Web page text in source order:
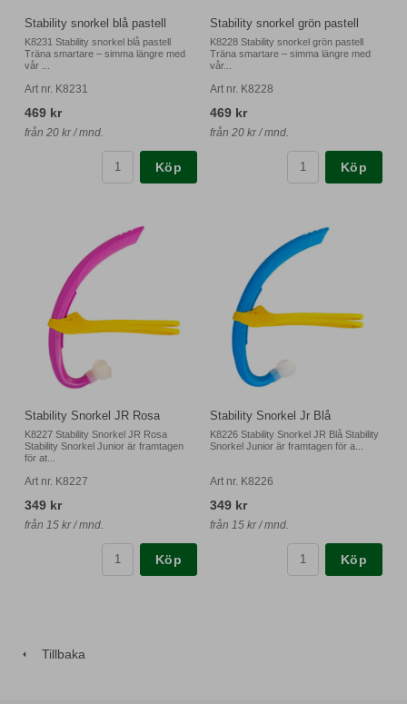
Stability snorkel blå pastell
K8231 Stability snorkel blå pastell
Träna smartare – simma längre med
vår ...
Art nr. K8231
469 kr
från 20 kr / mnd.
Köp
Stability snorkel grön pastell
K8228 Stability snorkel grön pastell
Träna smartare – simma längre med
vår...
Art nr. K8228
469 kr
från 20 kr / mnd.
Köp
Stability Snorkel JR Rosa
K8227 Stability Snorkel JR Rosa
Stability Snorkel Junior är framtagen
för at...
Art nr. K8227
349 kr
från 15 kr / mnd.
Köp
Stability Snorkel Jr Blå
K8226 Stability Snorkel JR Blå Stability
Snorkel Junior är framtagen för a...
Art nr. K8226
349 kr
från 15 kr / mnd.
Köp
Tillbaka